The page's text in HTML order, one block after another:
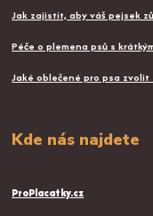
Jak zajistit, aby váš pejsek
Péče o plemena psů s
Jaké oblečené pro psa
Kde nás najdete
ProPlacatky.cz